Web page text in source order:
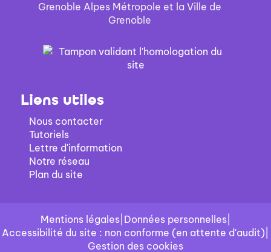
Grenoble Alpes Métropole et la Ville de
Grenoble
Liens utiles
Nous contacter
Tutoriels
Lettre d'information
Notre réseau
Plan du site
Mentions légales| Données personnelles|
Accessibilité du site : non conforme (en attente d'audit)
Gestion des cookies